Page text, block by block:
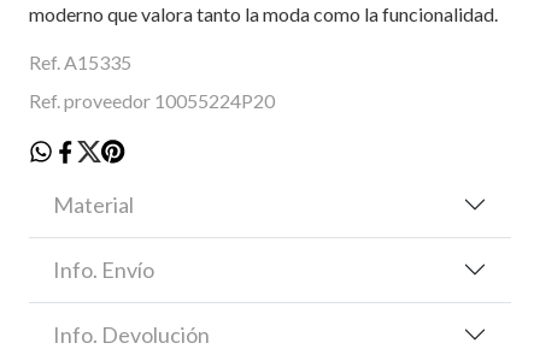
moderno que valora tanto la moda como la funcionalidad.
Ref. A15335
Ref. proveedor 10055224P20
Material
Info. Envío
Info. Devolución